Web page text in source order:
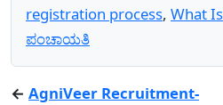
registration process, What
ಪಂಚಾಯತಿ
← AgniVeer Recruitment-